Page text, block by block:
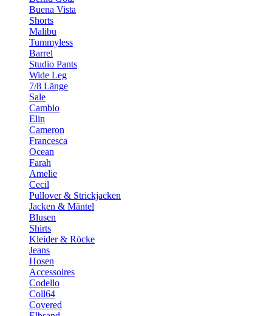
Buena Vista
Shorts
Malibu
Tummyless
Barrel
Studio Pants
Wide Leg
7/8 Länge
Sale
Cambio
Elin
Cameron
Francesca
Ocean
Farah
Amelie
Cecil
Pullover & Strickjacken
Jacken & Mäntel
Blusen
Shirts
Kleider & Röcke
Jeans
Hosen
Accessoires
Codello
Coll64
Covered